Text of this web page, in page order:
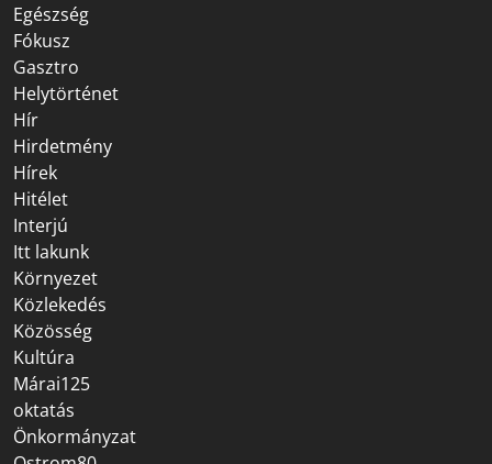
Egészség
Fókusz
Gasztro
Helytörténet
Hír
Hirdetmény
Hírek
Hitélet
Interjú
Itt lakunk
Környezet
Közlekedés
Közösség
Kultúra
Márai125
oktatás
Önkormányzat